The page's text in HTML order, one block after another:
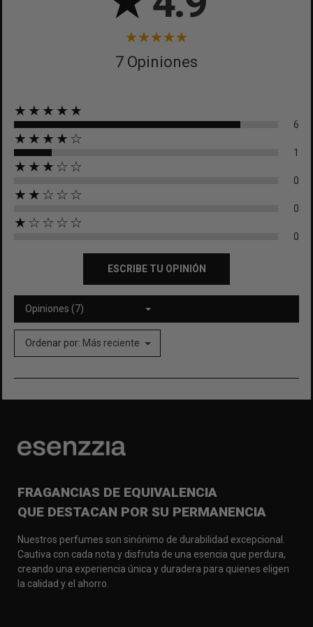
7 Opiniones
★★★★★
6
★★★★☆
1
★★★☆☆
0
★★☆☆☆
0
★☆☆☆☆
0
ESCRIBE TU OPINIÓN
Opiniones (7)
Ordenar por: Más reciente
FRAGANCIAS DE EQUIVALENCIA
QUE DESTACAN POR SU PERMANENCIA
Nuestros perfumes son sinónimo de durabilidad excepcional.
Cautiva con cada nota y disfruta de una esencia que perdura,
creando una experiencia única y duradera para quienes eligen
la calidad y el ahorro.